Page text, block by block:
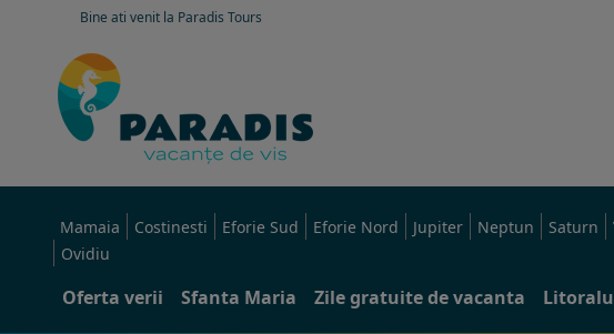
Bine ati venit la Paradis Tours
Mamaia Costinesti Eforie Sud Eforie Nord Jupiter Neptun Saturn
Ovidiu
Oferta verii Sfanta Maria Zile gratuite de vacanta